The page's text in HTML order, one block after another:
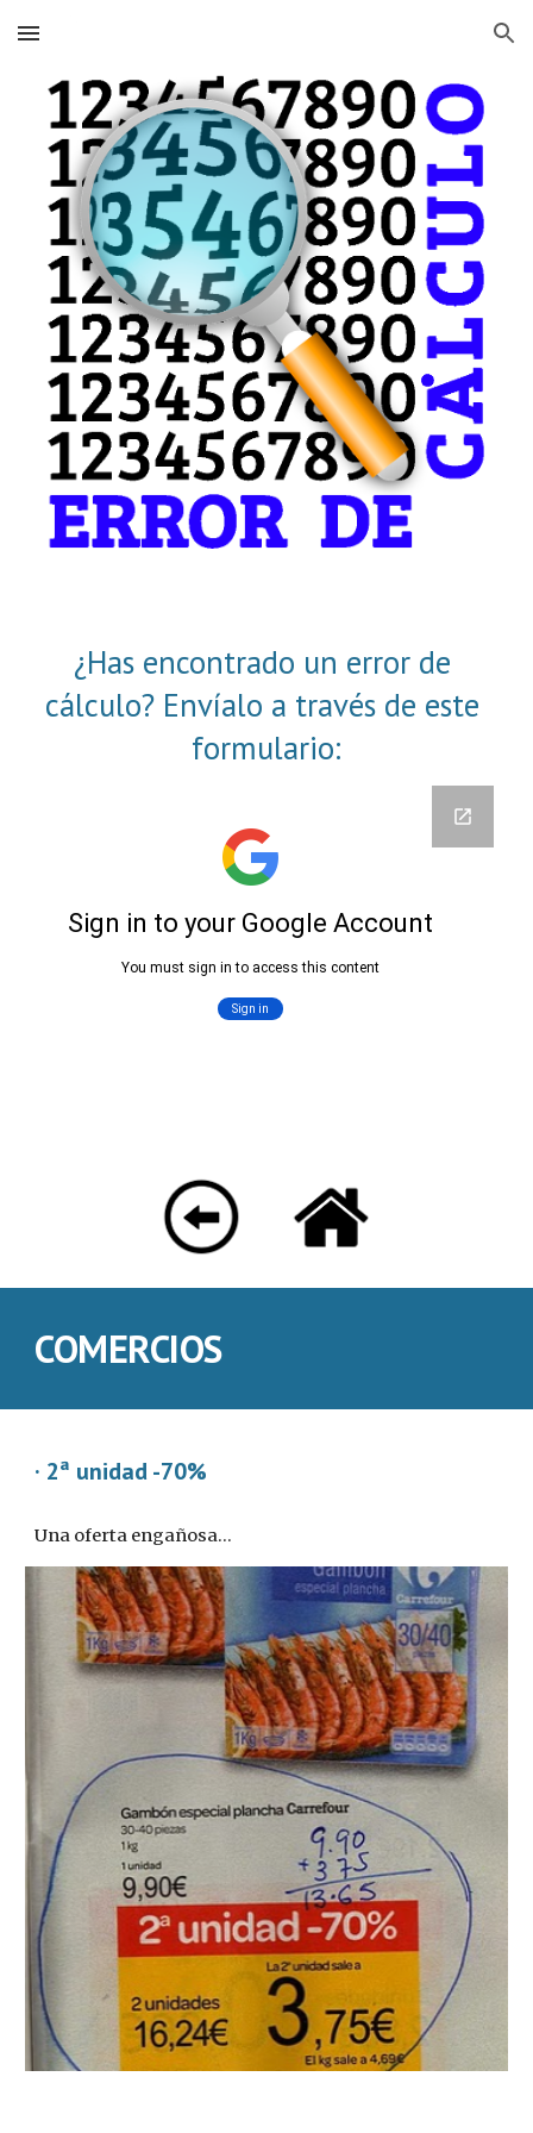
Skip to main content Skip to navigation
¿Has encontrado un error de
cálculo? Envíalo a través de este
formulario:
COMERCIOS
· 2ª unidad -70%
Una oferta engañosa...